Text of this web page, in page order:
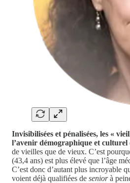
Invisibilisées et pénalisées, les «
l’avenir démographique et culturel
de vieilles que de vieux. C’est
(43,4 ans) est plus élevé que l’âge
C’est donc d’autant plus incroyable
voient déjà qualifiées de seniorà